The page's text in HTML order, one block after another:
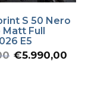
S 50 Nero
Matt Full
E5
€5.990,00